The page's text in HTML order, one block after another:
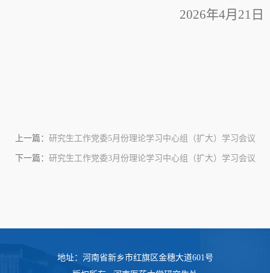
2026年4月21日
上一篇： 研究生工作党委5月份理论学习中心组（扩大）学习会议
下一篇： 研究生工作党委3月份理论学习中心组（扩大）学习会议
地址：河南省新乡市红旗区金穗大道601号